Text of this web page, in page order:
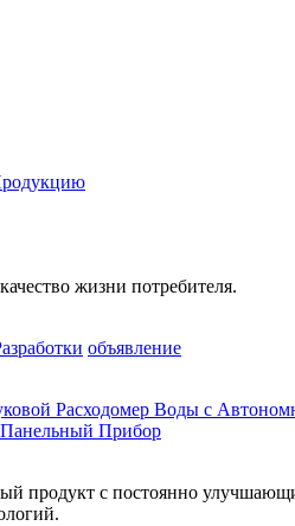
жизни потребителя.
объявление
Расходомер Воды с
Панельный Прибор
продукт с постоянно